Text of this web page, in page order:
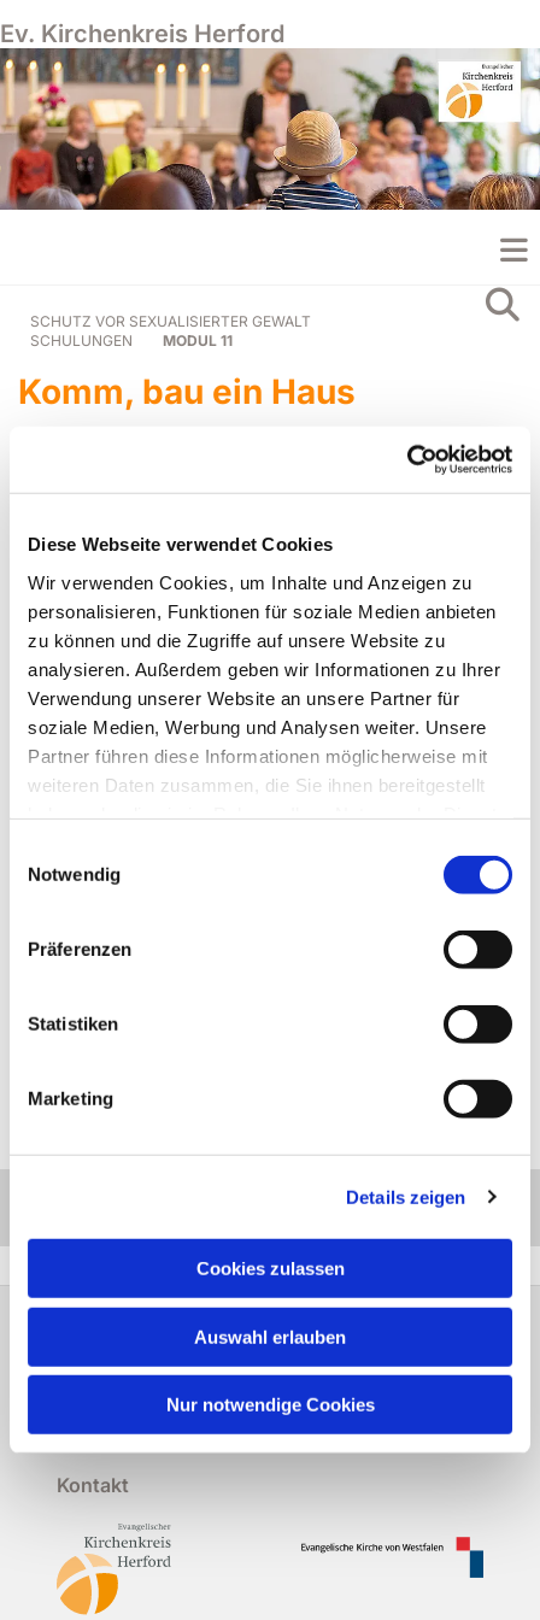
Diese Webseite verwendet Cookies
Wir verwenden Cookies, um Inhalte und Anzeigen zu
personalisieren, Funktionen für soziale Medien anbieten
zu können und die Zugriffe auf unsere Website zu
analysieren. Außerdem geben wir Informationen zu Ihrer
Verwendung unserer Website an unsere Partner für
soziale Medien, Werbung und Analysen weiter. Unsere
Partner führen diese Informationen möglicherweise mit
weiteren Daten zusammen, die Sie ihnen bereitgestellt
Notwendig
Präferenzen
Statistiken
Marketing
Details zeigen
Cookies zulassen
Auswahl erlauben
Nur notwendige Cookies
Ev. Kirchenkreis Herford
SCHUTZ VOR SEXUALISIERTER GEWALT
SCHULUNGEN
MODUL 11
Komm, bau ein Haus
Leitungskräfte sowie Mitarbeitende aus allen Bereichen
der Institution. Außerdem Personen, die direkten
Umgang mit Schutzbefohlenen haben, sowohl mit als
auch ohne pädagogischen Auftrag.
Ziele:
Die Teilnehmenden haben eine Übersicht über die
Bestandteile eines Schutzkonzeptes gegen
sexualisierte Gewalt. Sie wissen, welche Bestandteile
sie vor Ort (noch) entwickeln und implementieren
müssen.
Inhalt:
Wie gelangt man zu einem Schutzkonzept?
235 bis 265 min
Termine für dieses Modul
Termine für dieses Modul sind derzeit in Planung.
Ev. Kirchenkreis Herford Hansastraße 60
32049 Herford
05221-988-3
info@kirchenkreis-
herford.de
Kontakt